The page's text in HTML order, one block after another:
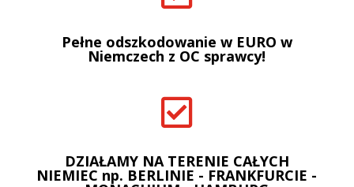
Pełne odszkodowanie w EURO w
Niemczech z OC sprawcy!

DZIAŁAMY NA TERENIE CAŁYCH
NIEMIEC np. BERLINIE - FRANKFURCIE -